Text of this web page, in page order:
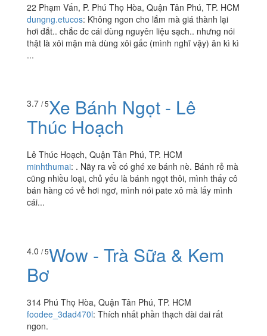
22 Phạm Vấn, P. Phú Thọ Hòa, Quận Tân Phú, TP. HCM
dungng.etucos: Không ngon cho lắm mà giá thành lại
hơi đắt.. chắc đc cái dùng nguyên liệu sạch.. nhưng nói
thật là xôi mặn mà dùng xôi gấc (mình nghĩ vậy) ăn kì kì
...
3.7 / 5Xe Bánh Ngọt - Lê
Thúc Hoạch
Lê Thúc Hoạch, Quận Tân Phú, TP. HCM
minhthumai: . Nãy ra về có ghé xe bánh nè. Bánh rẻ mà
cũng nhiều loại, chủ yếu là bánh ngọt thôi, mình thấy cô
bán hàng có vẻ hơi ngơ, mình nói pate xô mà lấy mình
cái...
4.0 / 5Wow - Trà Sữa & Kem
Bơ
314 Phú Thọ Hòa, Quận Tân Phú, TP. HCM
foodee_3dad470l: Thích nhất phần thạch dài dai rất
ngon.